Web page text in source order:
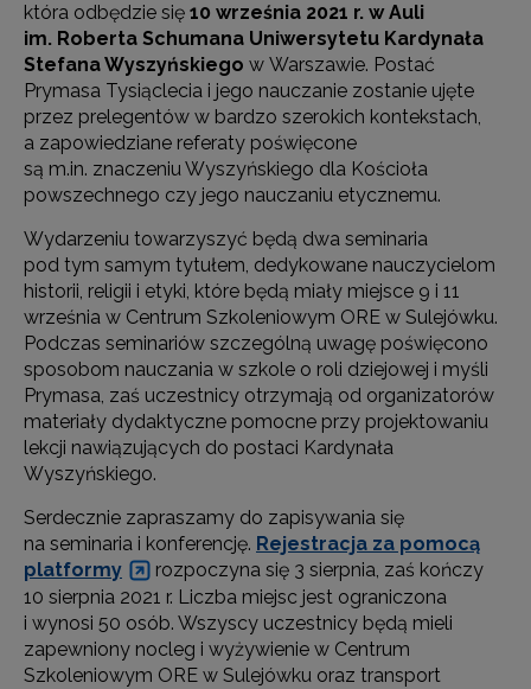
która odbędzie się 10 września 2021 r. w Auli
im. Roberta Schumana Uniwersytetu Kardynała
Stefana Wyszyńskiego w Warszawie. Postać
Prymasa Tysiąclecia i jego nauczanie zostanie ujęte
przez prelegentów w bardzo szerokich kontekstach,
a zapowiedziane referaty poświęcone
są m.in. znaczeniu Wyszyńskiego dla Kościoła
powszechnego czy jego nauczaniu etycznemu.
Wydarzeniu towarzyszyć będą dwa seminaria
pod tym samym tytułem, dedykowane nauczycielom
historii, religii i etyki, które będą miały miejsce 9 i 11
września w Centrum Szkoleniowym ORE w Sulejówku.
Podczas seminariów szczególną uwagę poświęcono
sposobom nauczania w szkole o roli dziejowej i myśli
Prymasa, zaś uczestnicy otrzymają od organizatorów
materiały dydaktyczne pomocne przy projektowaniu
lekcji nawiązujących do postaci Kardynała
Wyszyńskiego.
Serdecznie zapraszamy do zapisywania się
na seminaria i konferencję. Rejestracja za pomocą
platformy
rozpoczyna się 3 sierpnia, zaś kończy
10 sierpnia 2021 r. Liczba miejsc jest ograniczona
i wynosi 50 osób. Wszyscy uczestnicy będą mieli
zapewniony nocleg i wyżywienie w Centrum
Szkoleniowym ORE w Sulejówku oraz transport